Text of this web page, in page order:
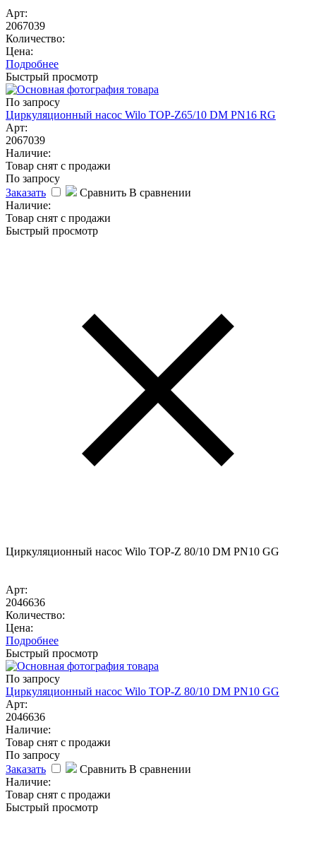
Арт:
2067039
Количество:
Цена:
Подробнее
Быстрый просмотр
По запросу
Циркуляционный насос Wilo TOP-Z65/10 DM PN16 RG
Арт:
2067039
Наличие:
Товар снят с продажи
По запросу
Заказать
Сравнить В сравнении
Наличие:
Товар снят с продажи
Быстрый просмотр
Циркуляционный насос Wilo TOP-Z 80/10 DM PN10 GG
Арт:
2046636
Количество:
Цена:
Подробнее
Быстрый просмотр
По запросу
Циркуляционный насос Wilo TOP-Z 80/10 DM PN10 GG
Арт:
2046636
Наличие:
Товар снят с продажи
По запросу
Заказать
Сравнить В сравнении
Наличие:
Товар снят с продажи
Быстрый просмотр